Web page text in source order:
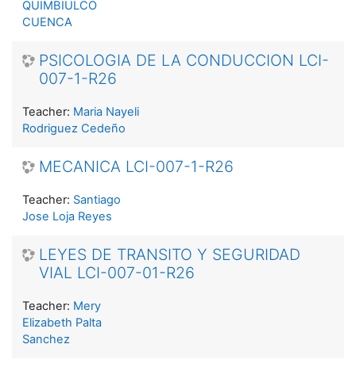
QUIMBIULCO
CUENCA
PSICOLOGIA DE LA CONDUCCION LCI-
007-1-R26
Teacher: Maria Nayeli
Rodriguez Cedeño
MECANICA LCI-007-1-R26
Teacher: Santiago
Jose Loja Reyes
LEYES DE TRANSITO Y SEGURIDAD
VIAL LCI-007-01-R26
Teacher: Mery
Elizabeth Palta
Sanchez